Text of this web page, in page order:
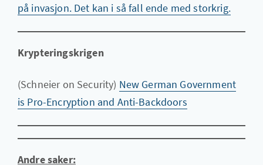
på invasjon. Det kan i så fall ende med storkrig.
Krypteringskrigen
(Schneier on Security) New German Government
is Pro-Encryption and Anti-Backdoors
Andre saker: